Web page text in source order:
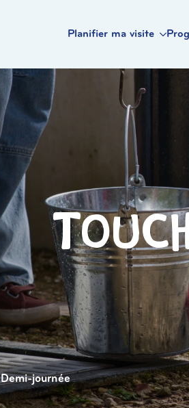
Planifier ma visite
Demi-journée